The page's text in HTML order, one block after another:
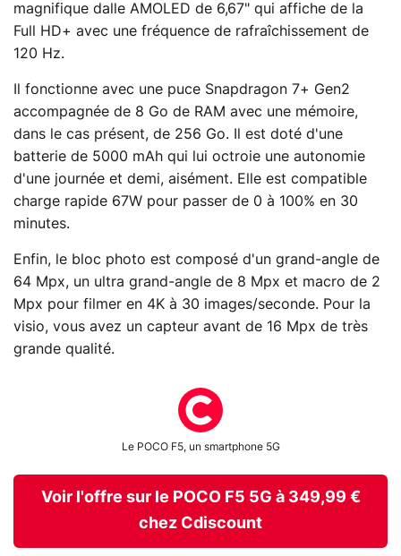
magnifique dalle AMOLED de 6,67" qui affiche de la
Full HD+ avec une fréquence de rafraîchissement de
120 Hz.
Il fonctionne avec une puce Snapdragon 7+ Gen2
accompagnée de 8 Go de RAM avec une mémoire,
dans le cas présent, de 256 Go. Il est doté d'une
batterie de 5000 mAh qui lui octroie une autonomie
d'une journée et demi, aisément. Elle est compatible
charge rapide 67W pour passer de 0 à 100% en 30
minutes.
Enfin, le bloc photo est composé d'un grand-angle de
64 Mpx, un ultra grand-angle de 8 Mpx et macro de 2
Mpx pour filmer en 4K à 30 images/seconde. Pour la
visio, vous avez un capteur avant de 16 Mpx de très
grande qualité.
Le POCO F5, un smartphone 5G
Voir l'offre sur le POCO F5 5G à 349,99 €
chez Cdiscount